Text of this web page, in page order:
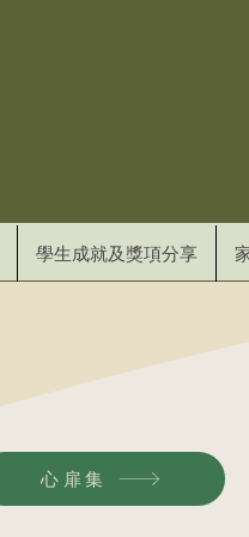
學生成就及獎項分享
心扉集